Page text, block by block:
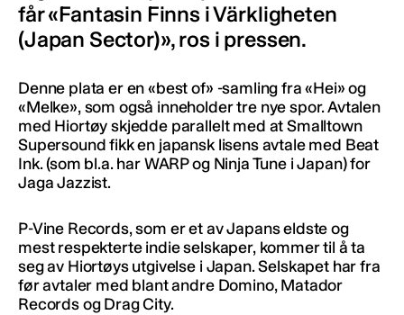
får «Fantasin Finns i Värkligheten
(Japan Sector)», ros i pressen.
Denne plata er en «best of» -samling fra «Hei» og
«Melke», som også inneholder tre nye spor. Avtalen
med Hiortøy skjedde parallelt med at Smalltown
Supersound fikk en japansk lisens avtale med Beat
Ink. (som bl.a. har WARP og Ninja Tune i Japan) for
Jaga Jazzist.
P-Vine Records, som er et av Japans eldste og
mest respekterte indie selskaper, kommer til å ta
seg av Hiortøys utgivelse i Japan. Selskapet har fra
før avtaler med blant andre Domino, Matador
Records og Drag City.